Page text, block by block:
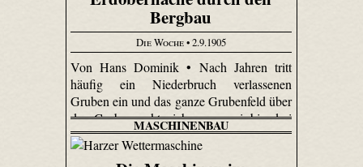
Bergbau
Die Woche• 2.9.1905
Von Hans Dominik • Nach Jahren tritt
häufig ein Niederbruch verlassenen
Gruben ein und das ganze Grubenfeld über
der Grube senkt sich um zwei bis drei
Meter.
MASCHINENBAU